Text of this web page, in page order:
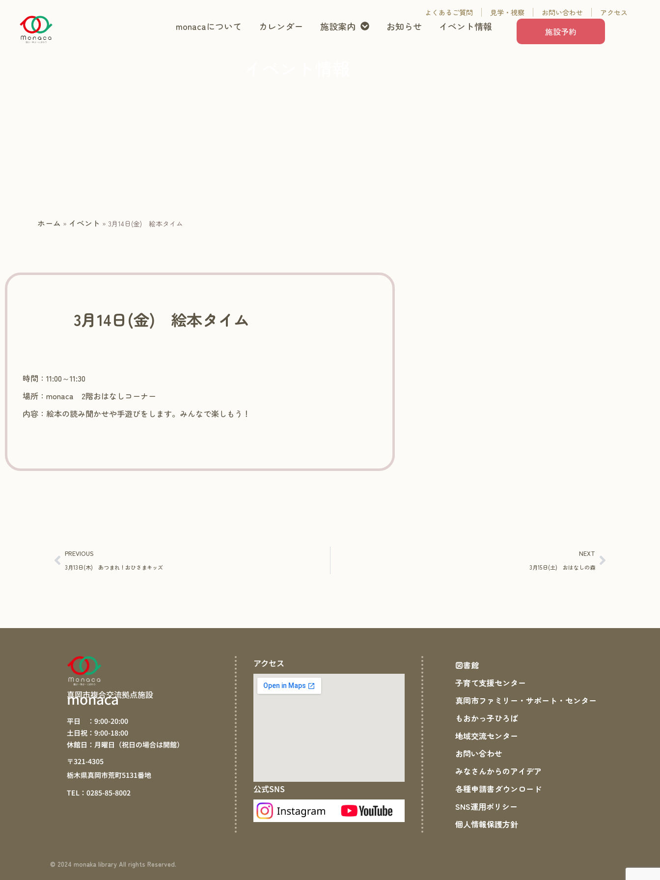
よくあるご質問 見学・視察 お問い合わせ アクセス
monacaについて カレンダー 施設案内 お知らせ イベント情報 施設予約
ホーム » イベント »3月14日(金) 絵本タイム
3月14日(金) 絵本タイム
時間：11:00～11:30
場所：monaca 2階おはなしコーナー
内容：絵本の読み聞かせや手遊びをします。みんなで楽しもう！
PREVIOUS
3月13日(木) あつまれ！おひさまキッズ
NEXT
3月15日(土) おはなしの森
真岡市複合交流拠点施設
monaca
平日 ：9:00-20:00
土日祝：9:00-18:00
休館日：月曜日（祝日の場合は開館）
〒321-4305
栃木県真岡市荒町5131番地
TEL：0285-85-8002
アクセス
公式SNS
図書館
子育て支援センター
真岡市ファミリー・サポート・センター
もおかっ子ひろば
地域交流センター
お問い合わせ
みなさんからのアイデア
各種申請書ダウンロード
SNS運⽤ポリシー
個人情報保護方針
© 2024 monaka library All rights Reserved.